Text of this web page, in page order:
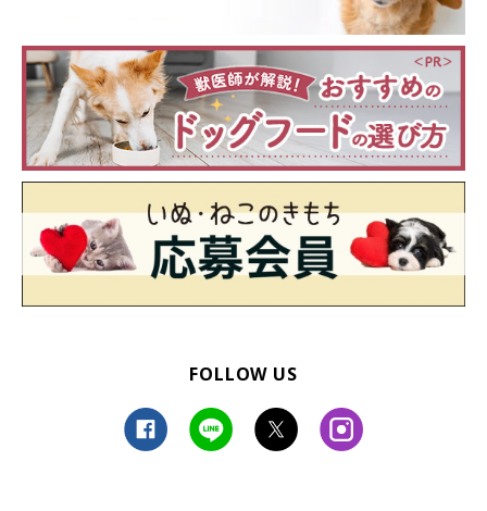
FOLLOW US